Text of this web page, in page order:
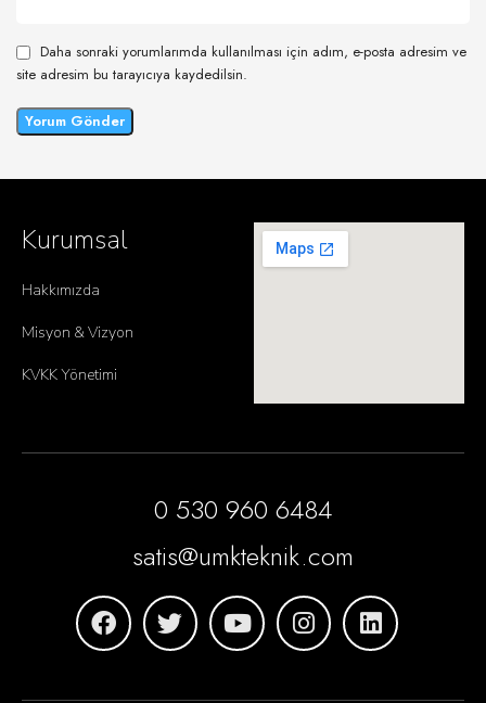
Daha sonraki yorumlarımda kullanılması için adım, e-posta adresim ve
site adresim bu tarayıcıya kaydedilsin.
Kurumsal
Hakkımızda
Misyon & Vizyon
KVKK Yönetimi
0 530 960 6484
satis@umkteknik.com